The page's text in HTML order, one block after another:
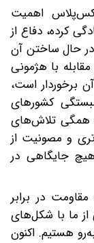
اهمیت
کرده، دفاع از
حال ساختن آن
با هژمونی
برخوردار است،
کشورهای
همگی تلاش‌های
و مصونیت از
جایگاهی در
در برابر
از ما با شکل‌های
هستیم. اکنون